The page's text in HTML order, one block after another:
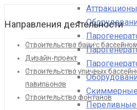
Аттракционы
Направления деятельности
Строительство бани с бассейном
Дизайн-проект
Строительство уличных
павильонов
Строительство фонтанов